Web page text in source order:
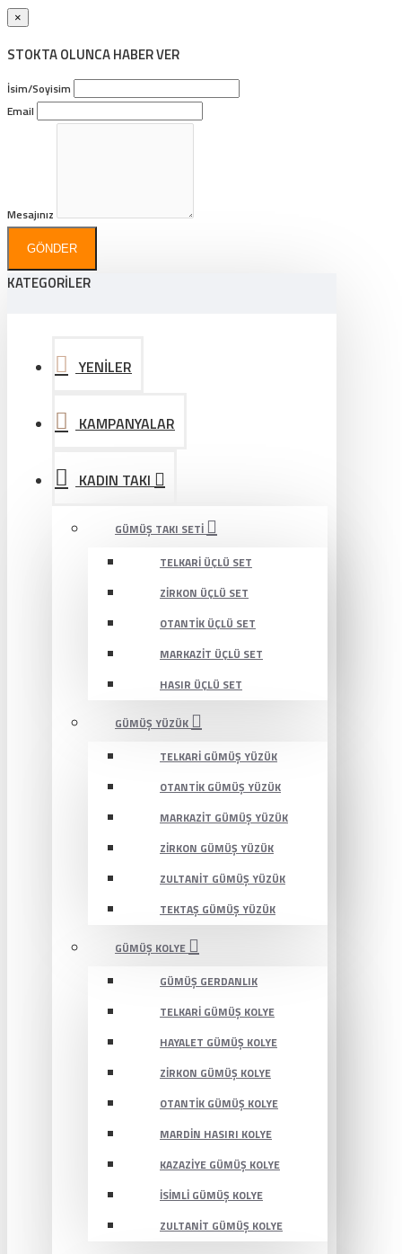
×
STOKTA OLUNCA HABER VER
İsim/Soyisim
Email
Mesajınız
GÖNDER
KATEGORİLER
YENİLER
KAMPANYALAR
KADIN TAKI
GÜMÜŞ TAKI SETI
TELKARI ÜÇLÜ SET
ZIRKON ÜÇLÜ SET
OTANTIK ÜÇLÜ SET
MARKAZIT ÜÇLÜ SET
HASIR ÜÇLÜ SET
GÜMÜŞ YÜZÜK
TELKARI GÜMÜŞ YÜZÜK
OTANTIK GÜMÜŞ YÜZÜK
MARKAZIT GÜMÜŞ YÜZÜK
ZIRKON GÜMÜŞ YÜZÜK
ZULTANIT GÜMÜŞ YÜZÜK
TEKTAŞ GÜMÜŞ YÜZÜK
GÜMÜŞ KOLYE
GÜMÜŞ GERDANLIK
TELKARI GÜMÜŞ KOLYE
HAYALET GÜMÜŞ KOLYE
ZIRKON GÜMÜŞ KOLYE
OTANTIK GÜMÜŞ KOLYE
MARDIN HASIRI KOLYE
KAZAZIYE GÜMÜŞ KOLYE
İSIMLI GÜMÜŞ KOLYE
ZULTANIT GÜMÜŞ KOLYE